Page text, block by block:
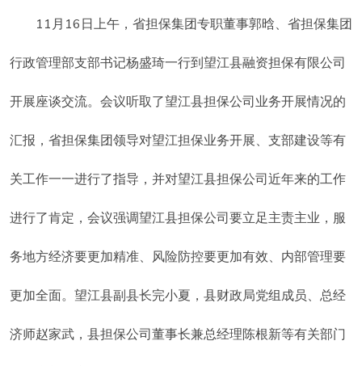
11月16日上午，省担保集团专职董事郭晗、省担保集团
行政管理部支部书记杨盛琦一行到望江县融资担保有限公司
开展座谈交流。会议听取了望江县担保公司业务开展情况的
汇报，省担保集团领导对望江担保业务开展、支部建设等有
关工作一一进行了指导，并对望江县担保公司近年来的工作
进行了肯定，会议强调望江县担保公司要立足主责主业，服
务地方经济要更加精准、风险防控要更加有效、内部管理要
更加全面。望江县副县长完小夏，县财政局党组成员、总经
济师赵家武，县担保公司董事长兼总经理陈根新等有关部门